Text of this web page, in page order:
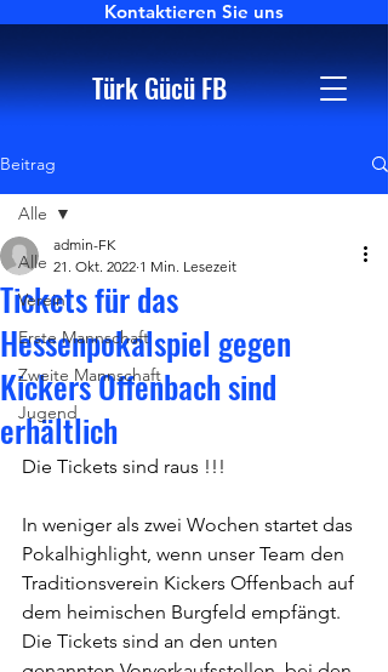
Türk Gücü FB
Kontaktieren Sie uns
Beitrag
Alle
Verein
Erste Mannschaft
Zweite Mannschaft
Jugend
Alle
Tickets für das
Hessenpokalspiel gegen
Kickers Offenbach sind
erhältlich
admin-FK
21. Okt. 2022 1 Min. Lesezeit
Die Tickets sind raus !!!
In weniger als zwei Wochen startet das
Pokalhighlight, wenn unser Team den
Traditionsverein Kickers Offenbach auf
dem heimischen Burgfeld empfängt.
Die Tickets sind an den unten